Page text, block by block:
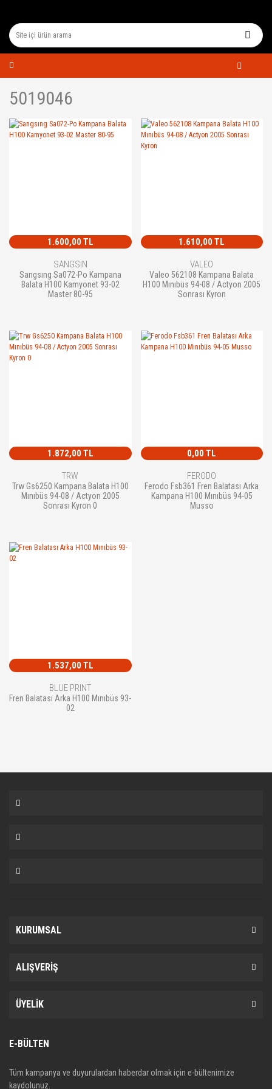
5019046
1.600,00 TL
SANGSIN
Sangsıng Sa072-Po Kampana
Balata H100 Kamyonet 93-02
Master 80-95
1.610,00 TL
VALEO
Valeo 562108 Kampana Balata
H100 Mınıbüs 94-08 / Actyon 2005
Sonrası Kyron
1.872,00 TL
TRW
Trw Gs6250 Kampana Balata H100
Mınıbüs 94-08 / Actyon 2005
Sonrası Kyron 0
0,00 TL
FERODO
Ferodo Fsb361 Fren Balatası Arka
Kampana H100 Mınıbüs 94-05
Musso
1.537,00 TL
BLUE PRINT
Fren Balatası Arka H100 Mınıbüs 93-
02
KURUMSAL
ALIŞVERİŞ
ÜYELİK
E-BÜLTEN
Tüm kampanya ve duyurulardan haberdar olmak için e-bültenimize
kaydolunuz.